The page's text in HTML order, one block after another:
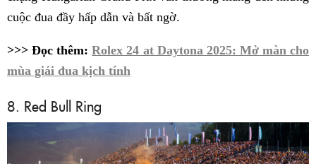
cuộc đua đầy hấp dẫn và bất ngờ.
>>> Đọc thêm:Rolex 24 at Daytona 2025: Mở màn cho
mùa giải đua kịch tính
8. Red Bull Ring